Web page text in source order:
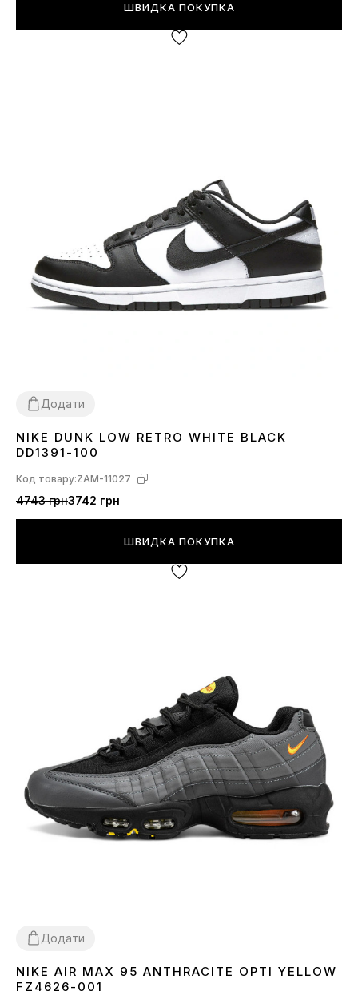
ШВИДКА ПОКУПКА
Додати
3637 383940 4142 43 4445
NIKE DUNK LOW RETRO WHITE BLACK
DD1391-100
Код товару:ZAM-11027
4743 грн3742 грн
ШВИДКА ПОКУПКА
Додати
4041 4244 45
NIKE AIR MAX 95 ANTHRACITE OPTI YELLOW
FZ4626-001